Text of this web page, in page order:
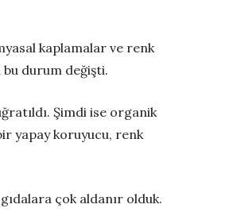
kaplamalar ve renk
durum değişti.
Şimdi ise organik
yapay koruyucu, renk
çok aldanır olduk.